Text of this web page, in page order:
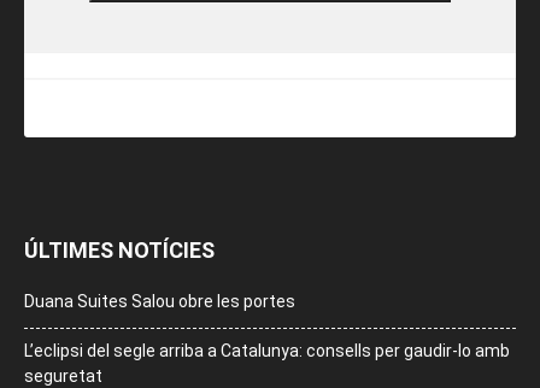
ÚLTIMES NOTÍCIES
Duana Suites Salou obre les portes
L’eclipsi del segle arriba a Catalunya: consells per gaudir-lo amb
seguretat